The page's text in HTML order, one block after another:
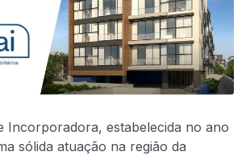
Incorporadora, estabelecida no ano
sólida atuação na região da